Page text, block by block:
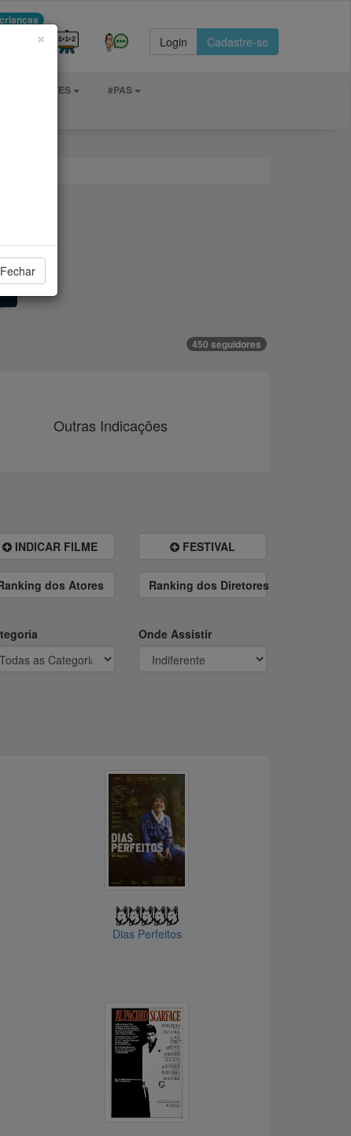
Login Cadastre-se
E ESPORTES
#PAS
450 seguidores
Outras Indicações
INDICAR FILME FESTIVAL
dos Atores Ranking dos Diretores
Onde Assistir
Dias Perfeitos
×
Fechar